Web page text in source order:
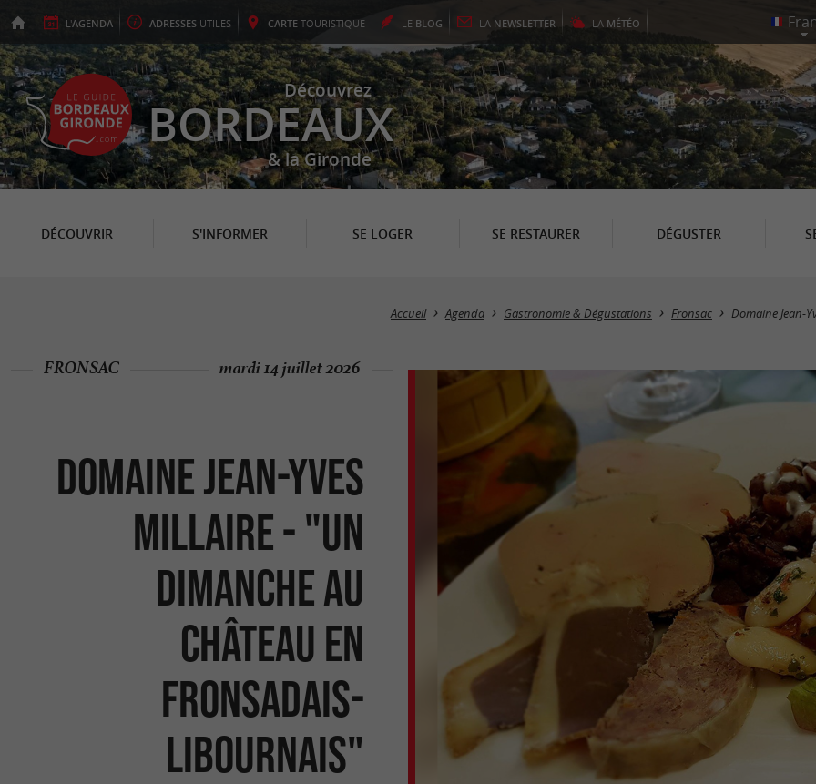
L'AGENDA ADRESSES UTILES CARTE TOURISTIQUE LE BLOG LA NEWSLETTER LA MÉTÉO
Découvrez
BORDEAUX
& la Gironde
DÉCOUVRIR S'INFORMER SE LOGER SE RESTAURER DÉGUSTER
Accueil Agenda Gastronomie & Dégustations Fronsac Domaine Jean-
Domaine Jean-Yves
Millaire - "Un
dimanche au
Château en
Fronsadais-
Libournais"
FRONSAC mardi 14 juillet 2026